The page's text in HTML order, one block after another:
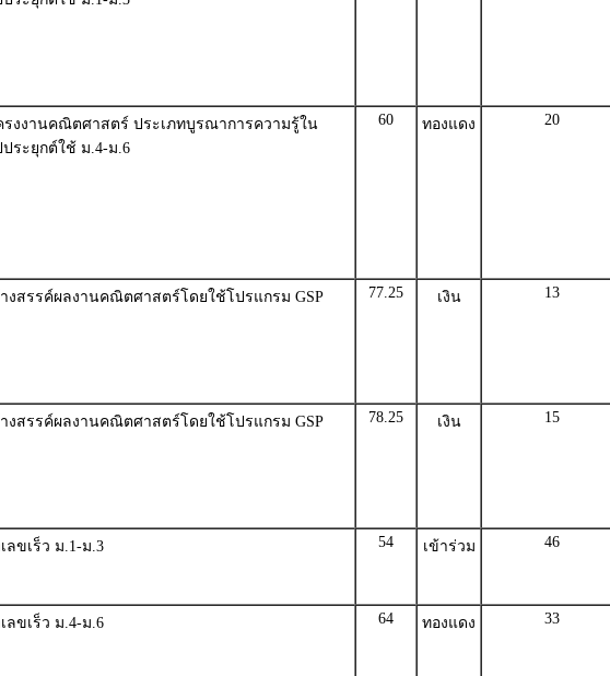
รงงานคณิตศาสตร์ ประเภทบูรณาการความรู้ใน
ระยุกต์ใช้ ม.4-ม.6
60 ทองแดง 20
งสรรค์ผลงานคณิตศาสตร์โดยใช้โปรแกรม GSP
77.25 เงิน 13
งสรรค์ผลงานคณิตศาสตร์โดยใช้โปรแกรม GSP
78.25 เงิน 15
ขเร็ว ม.1-ม.3 54 เข้าร่วม 46
ขเร็ว ม.4-ม.6 64 ทองแดง 33